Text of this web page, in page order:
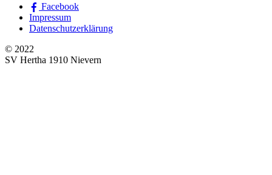
Facebook
Impressum
Datenschutzerklärung
© 2022
SV Hertha 1910 Nievern